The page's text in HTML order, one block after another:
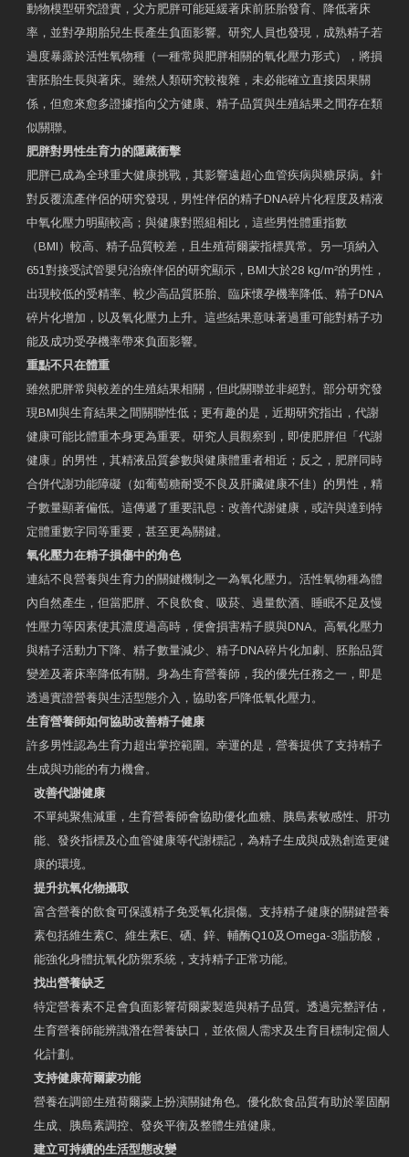
動物模型研究證實，父方肥胖可能延緩著床前胚胎發育、降低著床
率，並對孕期胎兒生長產生負面影響。研究人員也發現，成熟精子若
過度暴露於活性氧物種（一種常與肥胖相關的氧化壓力形式），將損
害胚胎生長與著床。雖然人類研究較複雜，未必能確立直接因果關
係，但愈來愈多證據指向父方健康、精子品質與生殖結果之間存在類
似關聯。
肥胖對男性生育力的隱藏衝擊
肥胖已成為全球重大健康挑戰，其影響遠超心血管疾病與糖尿病。針
對反覆流產伴侶的研究發現，男性伴侶的精子DNA碎片化程度及精液
中氧化壓力明顯較高；與健康對照組相比，這些男性體重指數
（BMI）較高、精子品質較差，且生殖荷爾蒙指標異常。另一項納入
651對接受試管嬰兒治療伴侶的研究顯示，BMI大於28 kg/m²的男性，
出現較低的受精率、較少高品質胚胎、臨床懷孕機率降低、精子DNA
碎片化增加，以及氧化壓力上升。這些結果意味著過重可能對精子功
能及成功受孕機率帶來負面影響。
重點不只在體重
雖然肥胖常與較差的生殖結果相關，但此關聯並非絕對。部分研究發
現BMI與生育結果之間關聯性低；更有趣的是，近期研究指出，代謝
健康可能比體重本身更為重要。研究人員觀察到，即使肥胖但「代謝
健康」的男性，其精液品質參數與健康體重者相近；反之，肥胖同時
合併代謝功能障礙（如葡萄糖耐受不良及肝臟健康不佳）的男性，精
子數量顯著偏低。這傳遞了重要訊息：改善代謝健康，或許與達到特
定體重數字同等重要，甚至更為關鍵。
氧化壓力在精子損傷中的角色
連結不良營養與生育力的關鍵機制之一為氧化壓力。活性氧物種為體
內自然產生，但當肥胖、不良飲食、吸菸、過量飲酒、睡眠不足及慢
性壓力等因素使其濃度過高時，便會損害精子膜與DNA。高氧化壓力
與精子活動力下降、精子數量減少、精子DNA碎片化加劇、胚胎品質
變差及著床率降低有關。身為生育營養師，我的優先任務之一，即是
透過實證營養與生活型態介入，協助客戶降低氧化壓力。
生育營養師如何協助改善精子健康
許多男性認為生育力超出掌控範圍。幸運的是，營養提供了支持精子
生成與功能的有力機會。
改善代謝健康
不單純聚焦減重，生育營養師會協助優化血糖、胰島素敏感性、肝功
能、發炎指標及心血管健康等代謝標記，為精子生成與成熟創造更健
康的環境。
提升抗氧化物攝取
富含營養的飲食可保護精子免受氧化損傷。支持精子健康的關鍵營養
素包括維生素C、維生素E、硒、鋅、輔酶Q10及Omega-3脂肪酸，
能強化身體抗氧化防禦系統，支持精子正常功能。
找出營養缺乏
特定營養素不足會負面影響荷爾蒙製造與精子品質。透過完整評估，
生育營養師能辨識潛在營養缺口，並依個人需求及生育目標制定個人
化計劃。
支持健康荷爾蒙功能
營養在調節生殖荷爾蒙上扮演關鍵角色。優化飲食品質有助於睪固酮
生成、胰島素調控、發炎平衡及整體生殖健康。
建立可持續的生活型態改變